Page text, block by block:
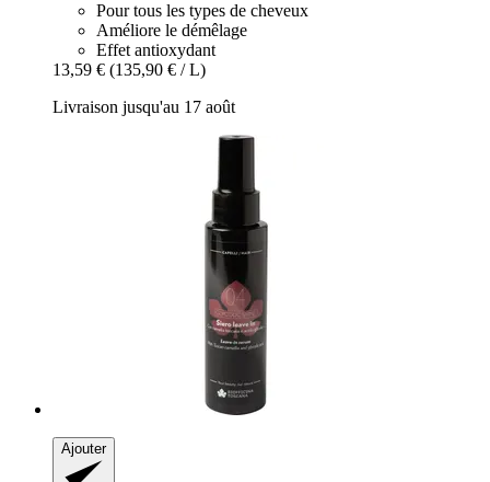
Pour tous les types de cheveux
Améliore le démêlage
Effet antioxydant
13,59 € (135,90 € / L)
Livraison jusqu'au 17 août
Ajouter